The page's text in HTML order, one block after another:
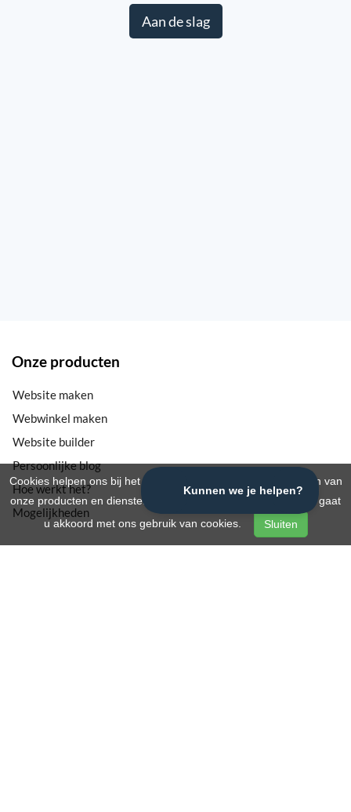
Aan de slag
Onze producten
Website maken
Webwinkel maken
Website builder
Persoonlijke blog
Hoe werkt het?
Mogelijkheden
Cookies helpen ons bij het leveren, beschermen en verbeteren van
onze producten en diensten. Door onze website te gebruiken, gaat
u akkoord met ons gebruik van cookies.
Sluiten